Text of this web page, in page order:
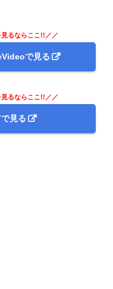
るならここ!!／／
で見る
るならここ!!／／
見る